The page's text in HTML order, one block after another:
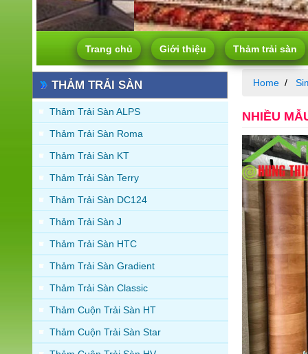
Trang chủ Giới thiệu Thảm trải sàn
THẢM TRẢI SÀN
Thảm Trải Sàn ALPS
Thảm Trải Sàn Roma
Thảm Trải Sàn KT
Thảm Trải Sàn Terry
Thảm Trải Sàn DC124
Thảm Trải Sàn J
Thảm Trải Sàn HTC
Thảm Trải Sàn Gradient
Thảm Trải Sàn Classic
Thảm Cuộn Trải Sàn HT
Thảm Cuộn Trải Sàn Star
Home
NHIỀU